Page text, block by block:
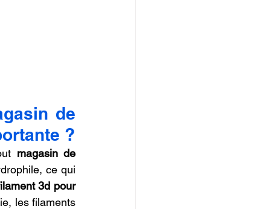
de
?
magasin de
ce qui
3d pour
les filaments